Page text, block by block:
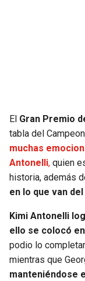
COMMANDERS
CARDINALS
RAMS
SEAHAWKS
KINGS
MAVERICKS
ROCKETS
PELICANS
El Gran Premio
tabla del
muchas
Antonelli, quien
historia, además
en lo que van
Kimi Antonelli
ello se colocó
podio lo
mientras que
manteniéndose